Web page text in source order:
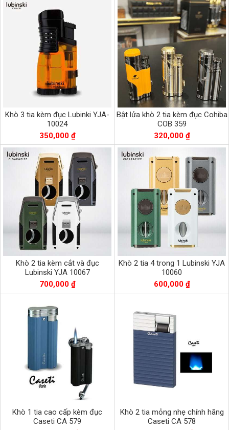
Khò 3 tia kèm đục Lubinki YJA-
10024
350,000 ₫
Bật lửa khò 2 tia kèm đục Cohiba
COB 359
320,000 ₫
Khò 2 tia kèm cắt và đục
Lubinski YJA 10067
700,000 ₫
Khò 2 tia 4 trong 1 Lubinski YJA
10060
600,000 ₫
Khò 1 tia cao cấp kèm đục
Caseti CA 579
Khò 2 tia mỏng nhẹ chính hãng
Caseti CA 578